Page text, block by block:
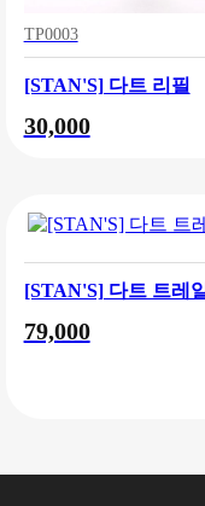
TP0003
[STAN'S] 다트 리필
30,000
[STAN'S] 다트 트레
79,000